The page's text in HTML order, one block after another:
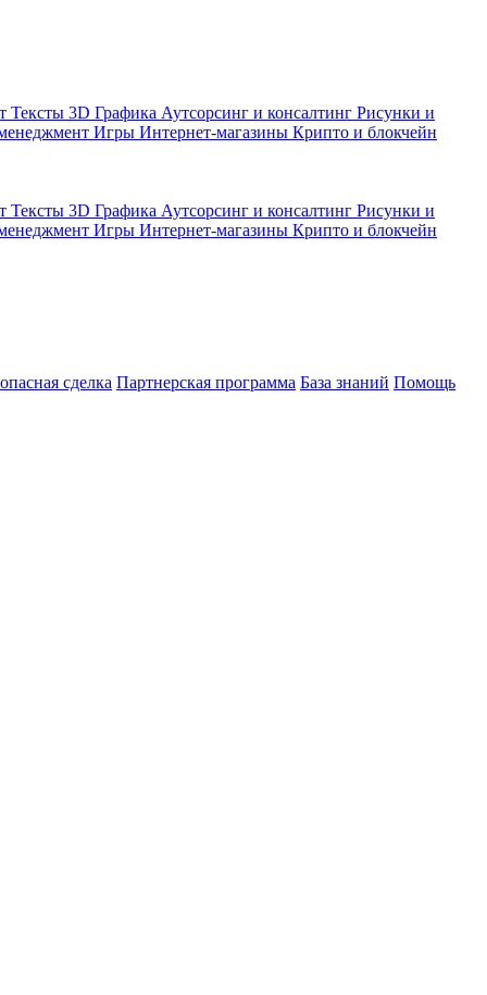
Тексты 3D Графика Аутсорсинг и консалтинг Рисунки и
Игры Интернет-магазины Крипто и блокчейн
Тексты 3D Графика Аутсорсинг и консалтинг Рисунки и
Игры Интернет-магазины Крипто и блокчейн
сделка Партнерская программа База знаний Помощь